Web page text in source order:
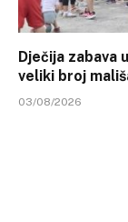
Dječija zabava
veliki broj
03/08/2026